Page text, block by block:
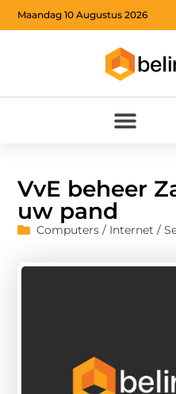
Maandag 10 Augustus 2026
VvE beheer
uw pand
Computers / Internet /